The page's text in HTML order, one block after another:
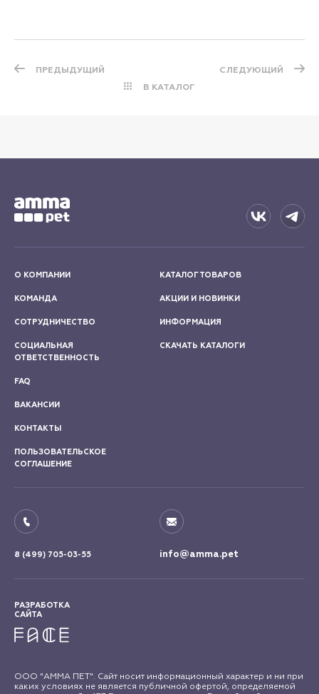
ПРЕДЫДУЩИЙ
В КАТАЛОГ
СЛЕДУЮЩИЙ
О КОМПАНИИ
КОМАНДА
СОТРУДНИЧЕСТВО
СОЦИАЛЬНАЯ
ОТВЕТСТВЕННОСТЬ
КАТАЛОГ ТОВАРОВ
АКЦИИ И НОВИНКИ
ИНФОРМАЦИЯ
СКАЧАТЬ КАТАЛОГИ
FAQ
ВАКАНСИИ
КОНТАКТЫ
ПОЛЬЗОВАТЕЛЬСКОЕ
СОГЛАШЕНИЕ
8 (499) 705-03-55 info@amma.pet
РАЗРАБОТКА
САЙТА
ООО "АММА ПЕТ". Сайт носит информационный характер и ни при
каких условиях не является публичной офертой, определяемой